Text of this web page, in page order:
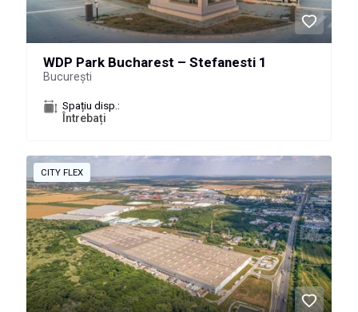
WDP Park Bucharest – Stefanesti 1
București
Spațiu disp.:
Întrebați
CITY FLEX